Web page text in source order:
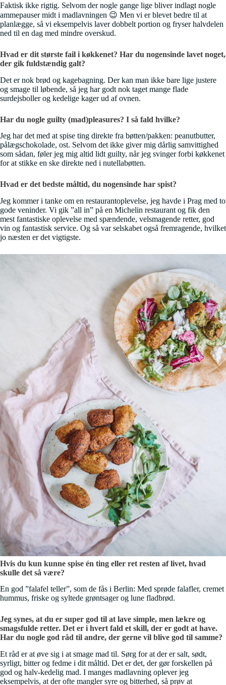
Faktisk ikke rigtig. Selvom der nogle gange lige bliver indlagt nogle
ammepauser midt i madlavningen 😉 Men vi er blevet bedre til at
planlægge, så vi eksempelvis laver dobbelt portion og fryser halvdelen
ned til en dag med mindre overskud.
Hvad er dit største fail i køkkenet? Har du nogensinde lavet noget,
der gik fuldstændig galt?
Det er nok brød og kagebagning. Der kan man ikke bare lige justere
og smage til løbende, så jeg har godt nok taget mange flade
surdejsboller og kedelige kager ud af ovnen.
Har du nogle guilty (mad)pleasures? I så fald hvilke?
Jeg har det med at spise ting direkte fra bøtten/pakken: peanutbutter,
pålægschokolade, ost. Selvom det ikke giver mig dårlig samvittighed
som sådan, føler jeg mig altid lidt guilty, når jeg svinger forbi køkkenet
for at stikke en ske direkte ned i nutellabøtten.
Hvad er det bedste måltid, du nogensinde har spist?
Jeg kommer i tanke om en restaurantoplevelse, jeg havde i Prag med to
gode veninder. Vi gik ”all in” på en Michelin restaurant og fik den
mest fantastiske oplevelse med spændende, velsmagende retter, god
vin og fantastisk service. Og så var selskabet også fremragende, hvilket
jo næsten er det vigtigste.
Hvis du kun kunne spise én ting eller ret resten af livet, hvad
skulle det så være?
En god ”falafel teller”, som de fås i Berlin: Med sprøde falafler, cremet
hummus, friske og syltede grøntsager og lune fladbrød.
Jeg synes, at du er super god til at lave simple, men lækre og
smagsfulde retter. Det er i hvert fald et skill, der er godt at have.
Har du nogle god råd til andre, der gerne vil blive god til samme?
Et råd er at øve sig i at smage mad til. Sørg for at der er salt, sødt,
syrligt, bitter og fedme i dit måltid. Det er det, der gør forskellen på
god og halv-kedelig mad. I manges madlavning oplever jeg
eksempelvis, at der ofte mangler syre og bitterhed, så prøv at